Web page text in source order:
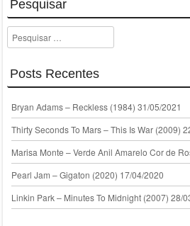
Pesquisar
Pesquisar
Posts Recentes
Bryan Adams – Reckless (1984) 31/05/2021
Thirty Seconds To Mars – This Is War (2009)
Marisa Monte – Verde Anil Amarelo Cor de
Pearl Jam – Gigaton (2020) 17/04/2020
Linkin Park – Minutes To Midnight (2007) 28/